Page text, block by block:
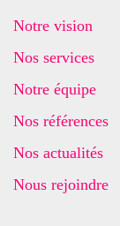
Notre vision
Nos services
Notre équipe
Nos références
Nos actualités
Nous rejoindre